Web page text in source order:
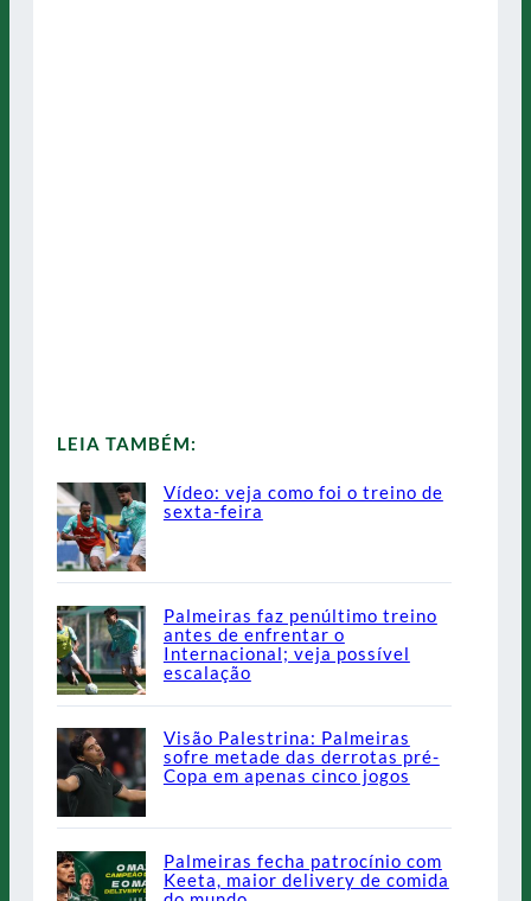
LEIA TAMBÉM:
Vídeo: veja como foi o treino de
sexta-feira
Palmeiras faz penúltimo treino
antes de enfrentar o
Internacional; veja possível
escalação
Visão Palestrina: Palmeiras
sofre metade das derrotas pré-
Copa em apenas cinco jogos
Palmeiras fecha patrocínio com
Keeta, maior delivery de comida